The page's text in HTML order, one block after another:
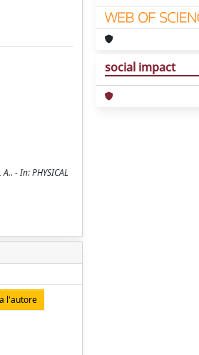
- In: PHYSICAL
l'autore
social impact